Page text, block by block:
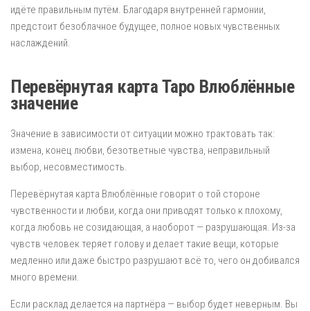
идёте правильным путём. Благодаря внутренней гармонии,
предстоит безоблачное будущее, полное новых чувственных
наслаждений.
Перевёрнутая карта Таро Влюблённые
значение
Значение в зависимости от ситуации можно трактовать так:
измена, конец любви, безответные чувства, неправильный
выбор, несовместимость.
Перевёрнутая карта Влюблённые говорит о той стороне
чувственности и любви, когда они приводят только к плохому,
когда любовь не созидающая, а наоборот — разрушающая. Из-за
чувств человек теряет голову и делает такие вещи, которые
медленно или даже быстро разрушают всё то, чего он добивался
много времени.
Если расклад делается на партнёра — выбор будет неверным. Вы